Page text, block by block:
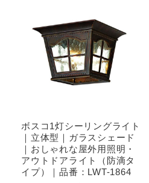
ボスコ1灯シーリングライト
｜立体型｜ガラスシェード
｜おしゃれな屋外用照明・
アウトドアライト（防滴タ
イプ）｜品番：LWT-1864